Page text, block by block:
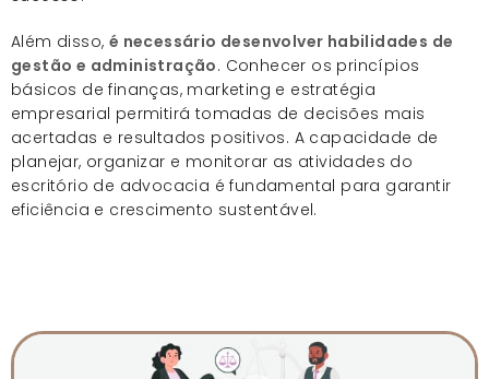
Além disso, é necessário desenvolver habilidades de
gestão e administração. Conhecer os princípios
básicos de finanças, marketing e estratégia
empresarial permitirá tomadas de decisões mais
acertadas e resultados positivos. A capacidade de
planejar, organizar e monitorar as atividades do
escritório de advocacia é fundamental para garantir
eficiência e crescimento sustentável.